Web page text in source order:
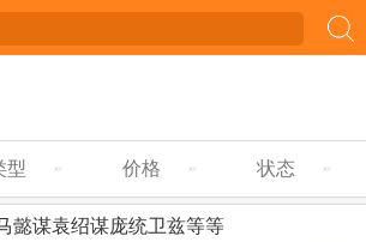
型 价格 状态
懿谋袁绍谋庞统卫兹等等